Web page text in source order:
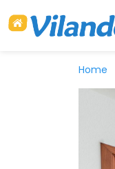
Home